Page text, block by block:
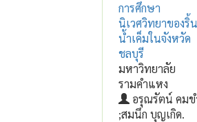
การศึกษา
นิเวศวิทยาของริ้น
น้ำเค็มในจังหวัด
ชลบุรี
มหาวิทยาลัย
รามคำแหง
อรุณรัตน์ คมข
;สมนึก บุญเกิด.